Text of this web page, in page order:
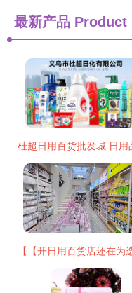
最新产品 Product